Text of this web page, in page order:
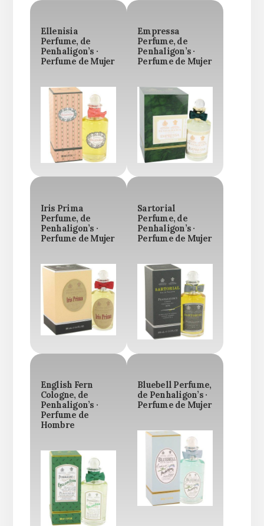
Ellenisia
Perfume, de
Penhaligon’s ·
Perfume de Mujer
Empressa
Perfume, de
Penhaligon’s ·
Perfume de Mujer
Iris Prima
Perfume, de
Penhaligon’s ·
Perfume de Mujer
Sartorial
Perfume, de
Penhaligon’s ·
Perfume de Mujer
English Fern
Cologne, de
Penhaligon’s ·
Perfume de
Hombre
Bluebell Perfume,
de Penhaligon’s ·
Perfume de Mujer